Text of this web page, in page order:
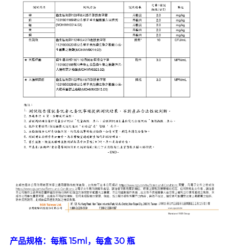
产品规格：每瓶 15ml，每盒 30 瓶